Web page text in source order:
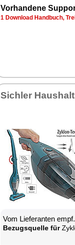
Vor­han­de­ne
1 Down­load Hand­buch,
Sich­ler
Vom Lie­fe­ran­ten
Be­zugs­quel­le fürZy­klon-